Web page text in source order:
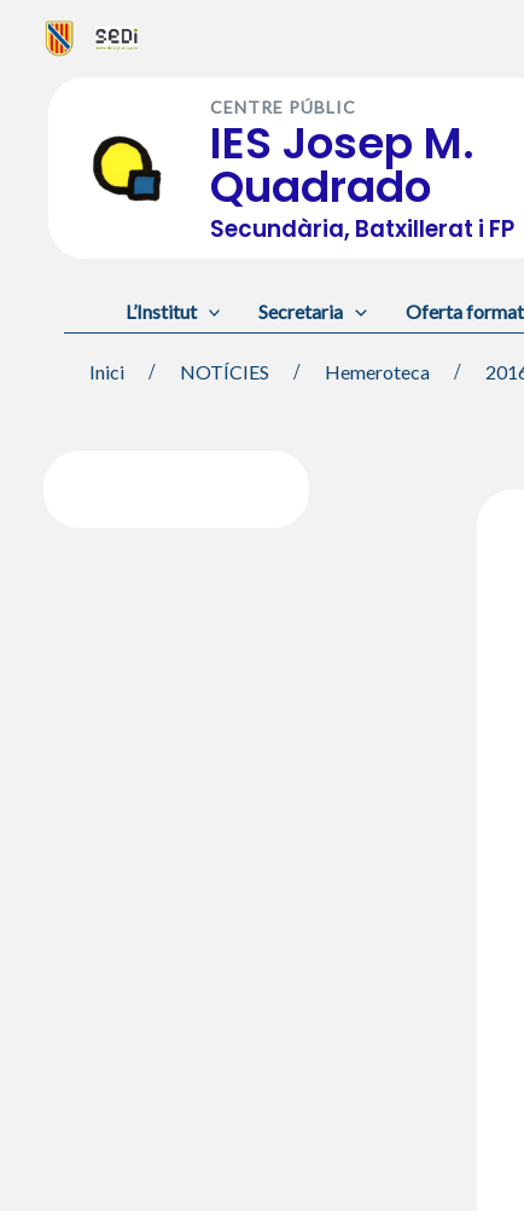
CENTRE PÚBLIC
IES Josep M.
Quadrado
Secundària, Batxillerat i FP
L’Institut Secretaria Oferta
Inici NOTÍCIES Hemeroteca